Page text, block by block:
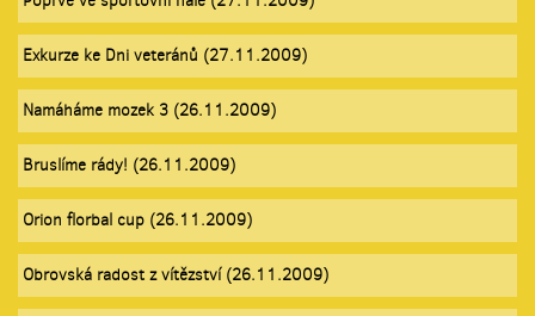
Exkurze ke Dni veteránů (27.11.2009)
Namáháme mozek 3 (26.11.2009)
Bruslíme rády! (26.11.2009)
Orion florbal cup (26.11.2009)
Obrovská radost z vítězství (26.11.2009)